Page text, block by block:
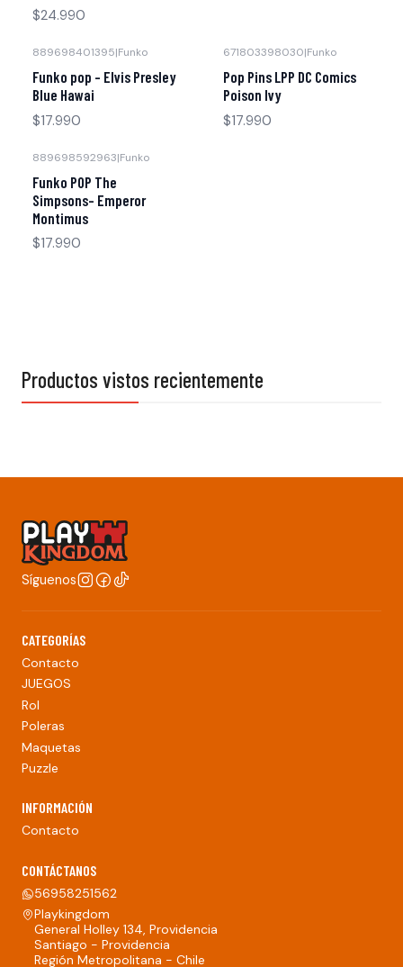
$24.990
889698401395|Funko
Funko pop - Elvis Presley
Blue Hawai
$17.990
671803398030|Funko
Pop Pins LPP DC Comics
Poison Ivy
$17.990
889698592963|Funko
Funko POP The
Simpsons- Emperor
Montimus
$17.990
Productos vistos recientemente
Síguenos
CATEGORÍAS
Contacto
JUEGOS
Rol
Poleras
Maquetas
Puzzle
INFORMACIÓN
Contacto
CONTÁCTANOS
56958251562
Playkingdom
General Holley 134, Providencia
Santiago - Providencia
Región Metropolitana - Chile